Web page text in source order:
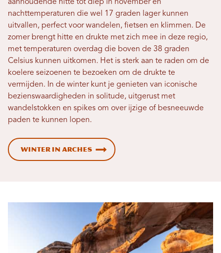
aanhoudende hitte tot diep in november en
nachttemperaturen die wel 17 graden lager kunnen
uitvallen, perfect voor wandelen, fietsen en klimmen. De
zomer brengt hitte en drukte met zich mee in deze regio,
met temperaturen overdag die boven de 38 graden
Celsius kunnen uitkomen. Het is sterk aan te raden om de
koelere seizoenen te bezoeken om de drukte te
vermijden. In de winter kunt je genieten van iconische
bezienswaardigheden in solitude, uitgerust met
wandelstokken en spikes om over ijzige of besneeuwde
paden te kunnen lopen.
Winter in Arches